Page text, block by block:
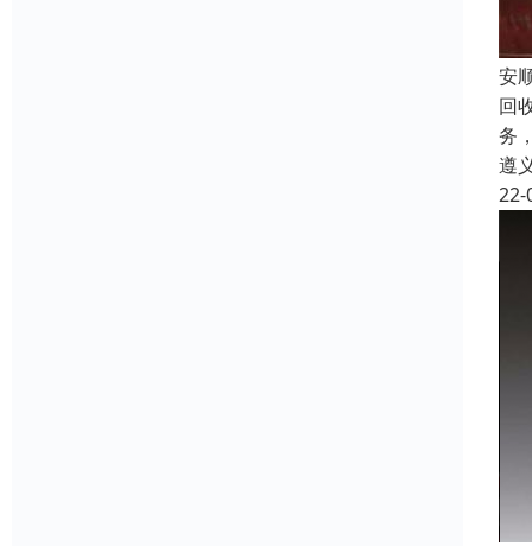
安
回
务
遵
22-